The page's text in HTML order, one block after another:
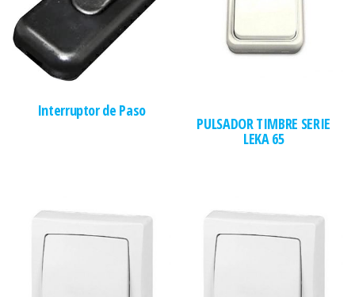
Interruptor de Paso
PULSADOR TIMBRE SERIE
LEKA 65